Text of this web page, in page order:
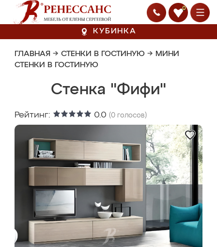
0
КУБИНКА
ГЛАВНАЯ → СТЕНКИ В ГОСТИНУЮ → МИНИ
СТЕНКИ В ГОСТИНУЮ
Стенка "Фифи"
Рейтинг: 0.0 (0 голосов)